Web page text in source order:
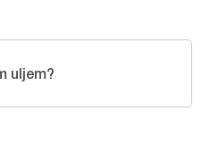
uljem?